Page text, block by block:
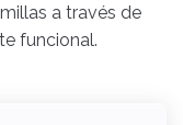
a través de
funcional.